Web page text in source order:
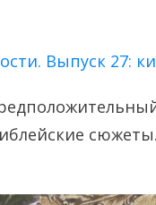
Выпуск 27: